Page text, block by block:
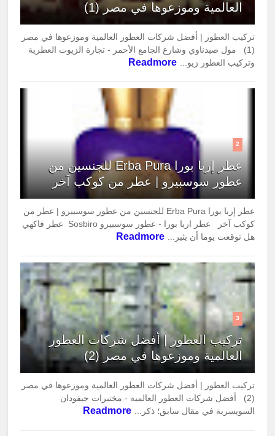
العالمية وموزعوها في مصر (1)
تركيب العطور | أفضل شركات العطور العالمية وموزعوها في مصر
(1) مول صيدناوي وشارع الجامع الأحمر - تجارة الزيوت العطرية
وتركيب العطور زيو... Readmore
2
عطر إربا بورا Erba Pura للجنسين من
عطور سوسبيرو | عطر من كوكب آخر
عطر إربا بورا Erba Pura للجنسين من عطور سوسبيرو | عطر من
كوكب آخر عطر اربا بورا - عطور سوسبيرو Sosbiro عطر فاكهي
هل توقعت يوما أن يثير... Readmore
3
تركيب العطور | أفضل شركات العطور
العالمية وموزعوها في مصر (2)
تركيب العطور | أفضل شركات العطور العالمية وموزعوها في مصر
(2) أفضل شركات العطور العالمية - مختبرات جيفودان
السويسرية في مقال سابق؛ ذكر... Readmore